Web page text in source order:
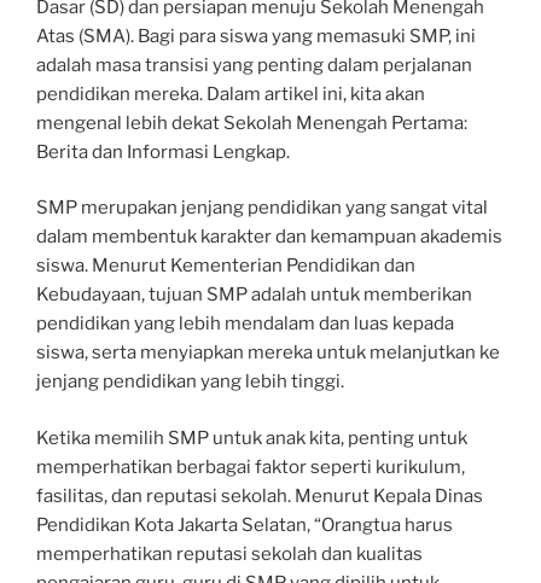
Dasar (SD) dan persiapan menuju Sekolah Menengah
Atas (SMA). Bagi para siswa yang memasuki SMP, ini
adalah masa transisi yang penting dalam perjalanan
pendidikan mereka. Dalam artikel ini, kita akan
mengenal lebih dekat Sekolah Menengah Pertama:
Berita dan Informasi Lengkap.
SMP merupakan jenjang pendidikan yang sangat vital
dalam membentuk karakter dan kemampuan akademis
siswa. Menurut Kementerian Pendidikan dan
Kebudayaan, tujuan SMP adalah untuk memberikan
pendidikan yang lebih mendalam dan luas kepada
siswa, serta menyiapkan mereka untuk melanjutkan ke
jenjang pendidikan yang lebih tinggi.
Ketika memilih SMP untuk anak kita, penting untuk
memperhatikan berbagai faktor seperti kurikulum,
fasilitas, dan reputasi sekolah. Menurut Kepala Dinas
Pendidikan Kota Jakarta Selatan, “Orangtua harus
memperhatikan reputasi sekolah dan kualitas